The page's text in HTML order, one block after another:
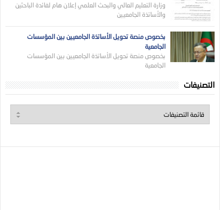
وزارة التعليم العالي والبحث العلمي إعلان هام لفائدة الباحثين
والأساتذة الجامعيين
بخصوص منصة تحويل الأساتذة الجامعيين بين المؤسسات
الجامعية
بخصوص منصة تحويل الأساتذة الجامعيين بين المؤسسات
الجامعية
التصنيفات